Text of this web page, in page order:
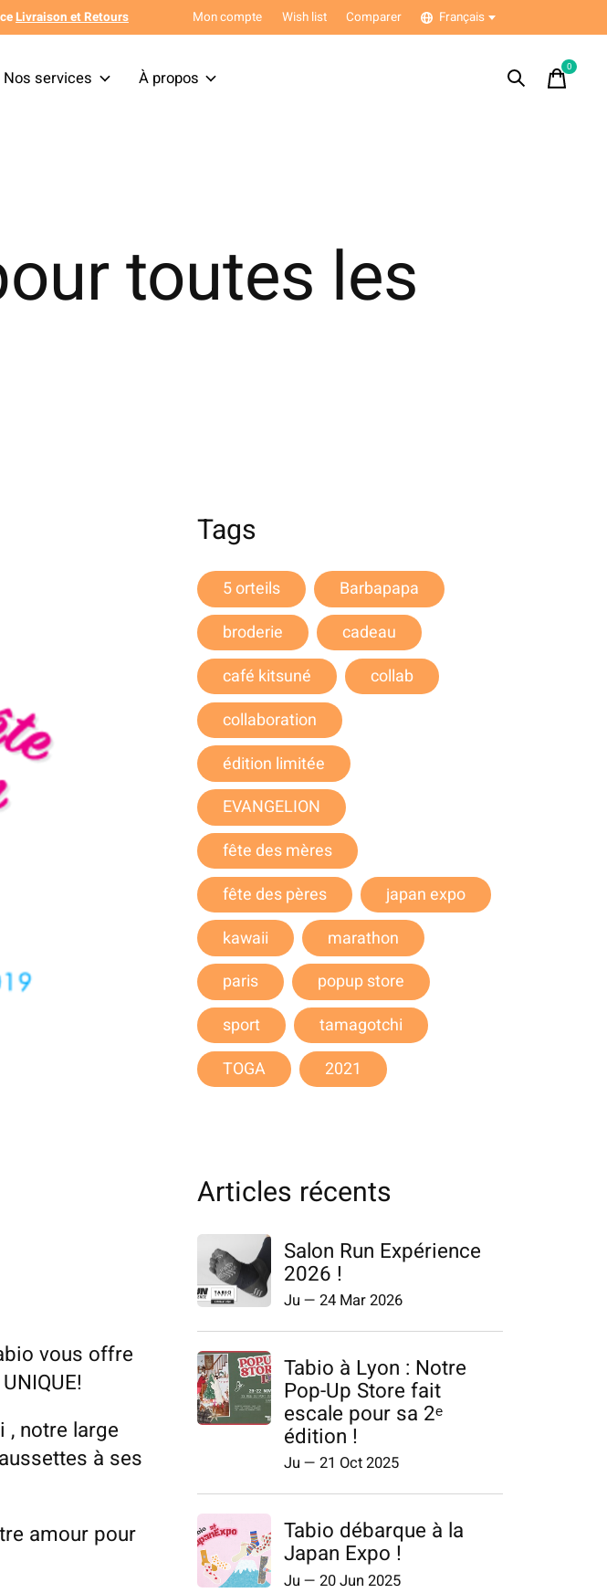
Livraison et Retours Mon compte Wish list Comparer Français
Nos services À propos
0items
toutes les
vous offre
, notre large
à ses
amour pour
Tags
5 orteils
Barbapapa
broderie
cadeau
café kitsuné
collab
collaboration
édition limitée
EVANGELION
fête des mères
fête des pères
japan expo
kawaii
marathon
paris
popup store
sport
tamagotchi
TOGA
2021
Articles récents
Salon Run Expérience
2026 !
Ju — 24 Mar 2026
Tabio à Lyon : Notre
Pop-Up Store fait
escale pour sa 2ᵉ
édition !
Ju — 21 Oct 2025
Tabio débarque à la
Japan Expo !
Ju — 20 Jun 2025